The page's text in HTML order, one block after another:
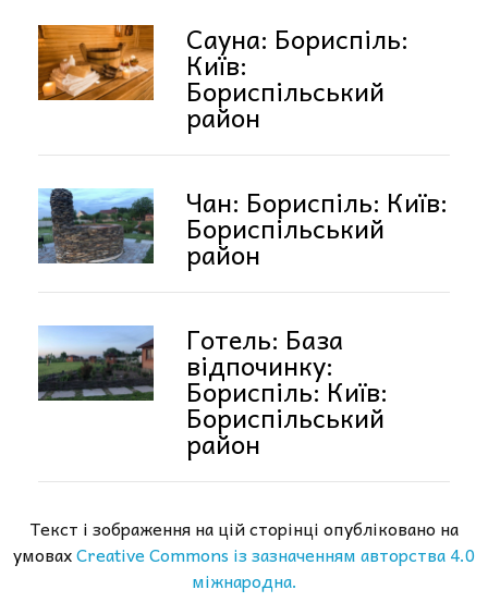
Сауна: Бориспіль:
Київ:
Бориспільський
район
Чан: Бориспіль: Київ:
Бориспільський
район
Готель: База
відпочинку:
Бориспіль: Київ:
Бориспільський
район
Текст і зображення на цій сторінці опубліковано на
умовахCreative Commons із зазначенням авторства 4.0
міжнародна.